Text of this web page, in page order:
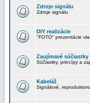
Zdroje signálu
Zdroje signálu
DIY realizácie
"FOTO" prezentácie
Zaujímavé súčiastky
Súčiastky, princípy a
Kabeláž
Signálové,